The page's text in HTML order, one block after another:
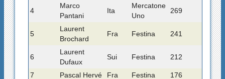
4
Marco
Pantani
Ita
Mercatone
Uno
269
5
Laurent
Brochard
Fra Festina 241
6
Laurent
Dufaux
Sui Festina 212
7 Pascal Hervé Fra Festina 176